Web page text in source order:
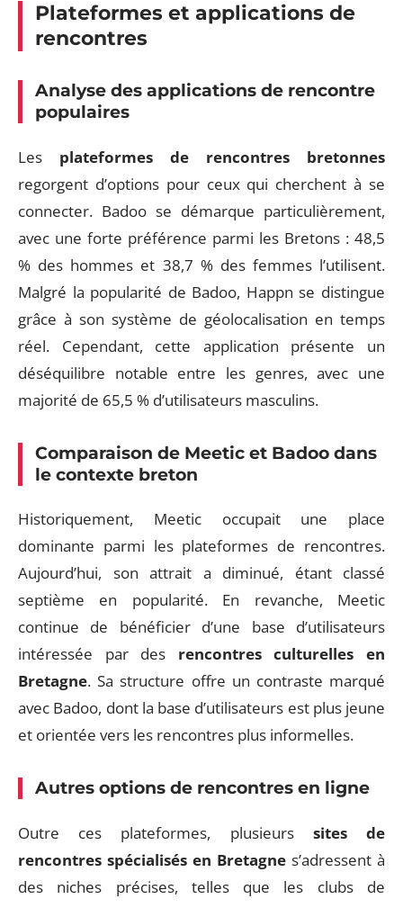
Plateformes et applications de
rencontres
Analyse des applications de rencontre
populaires
Les plateformes de rencontres bretonnes
regorgent d’options pour ceux qui cherchent à se
connecter. Badoo se démarque particulièrement,
avec une forte préférence parmi les Bretons : 48,5
% des hommes et 38,7 % des femmes l’utilisent.
Malgré la popularité de Badoo, Happn se distingue
grâce à son système de géolocalisation en temps
réel. Cependant, cette application présente un
déséquilibre notable entre les genres, avec une
majorité de 65,5 % d’utilisateurs masculins.
Comparaison de Meetic et Badoo dans
le contexte breton
Historiquement, Meetic occupait une place
dominante parmi les plateformes de rencontres.
Aujourd’hui, son attrait a diminué, étant classé
septième en popularité. En revanche, Meetic
continue de bénéficier d’une base d’utilisateurs
intéressée par des rencontres culturelles en
Bretagne. Sa structure offre un contraste marqué
avec Badoo, dont la base d’utilisateurs est plus jeune
et orientée vers les rencontres plus informelles.
Autres options de rencontres en ligne
Outre ces plateformes, plusieurs sites de
rencontres spécialisés en Bretagne s’adressent à
des niches précises, telles que les clubs de